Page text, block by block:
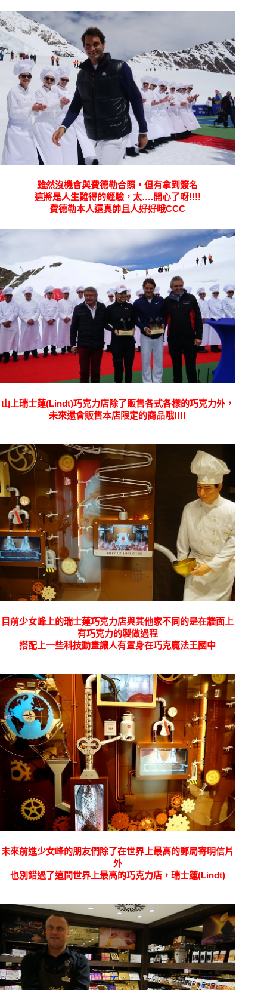
雖然沒機會與費德勒合照，但有拿到簽名
這將是人生難得的經驗，太….開心了呀!!!!
費德勒本人還真帥且人好好哦CCC
山上瑞士蓮(Lindt)巧克力店除了販售各式各樣的巧克力外，
未來還會販售本店限定的商品哦!!!!
目前少女峰上的瑞士蓮巧克力店與其他家不同的是在牆面上
有巧克力的製做過程
搭配上一些科技動畫讓人有置身在巧克魔法王國中
未來前進少女峰的朋友們除了在世界上最高的郵局寄明信片
外
也別錯過了這間世界上最高的巧克力店， 瑞士蓮(Lindt)